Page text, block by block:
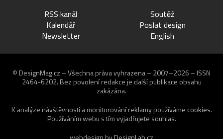
RSS kanál
Kalendář
Newsletter
Soutěž
Poslat design
English
© DesignMag.cz – Všechna práva vyhrazena – 2007–2026 – ISSN
2464-6202. Bez povolení redakce je další publikace obsahu
zakázána.
K analýze návštěvnosti a monitorování reklamy používáme cookies.
Používáním webu s tím vyjadřujete souhlas.